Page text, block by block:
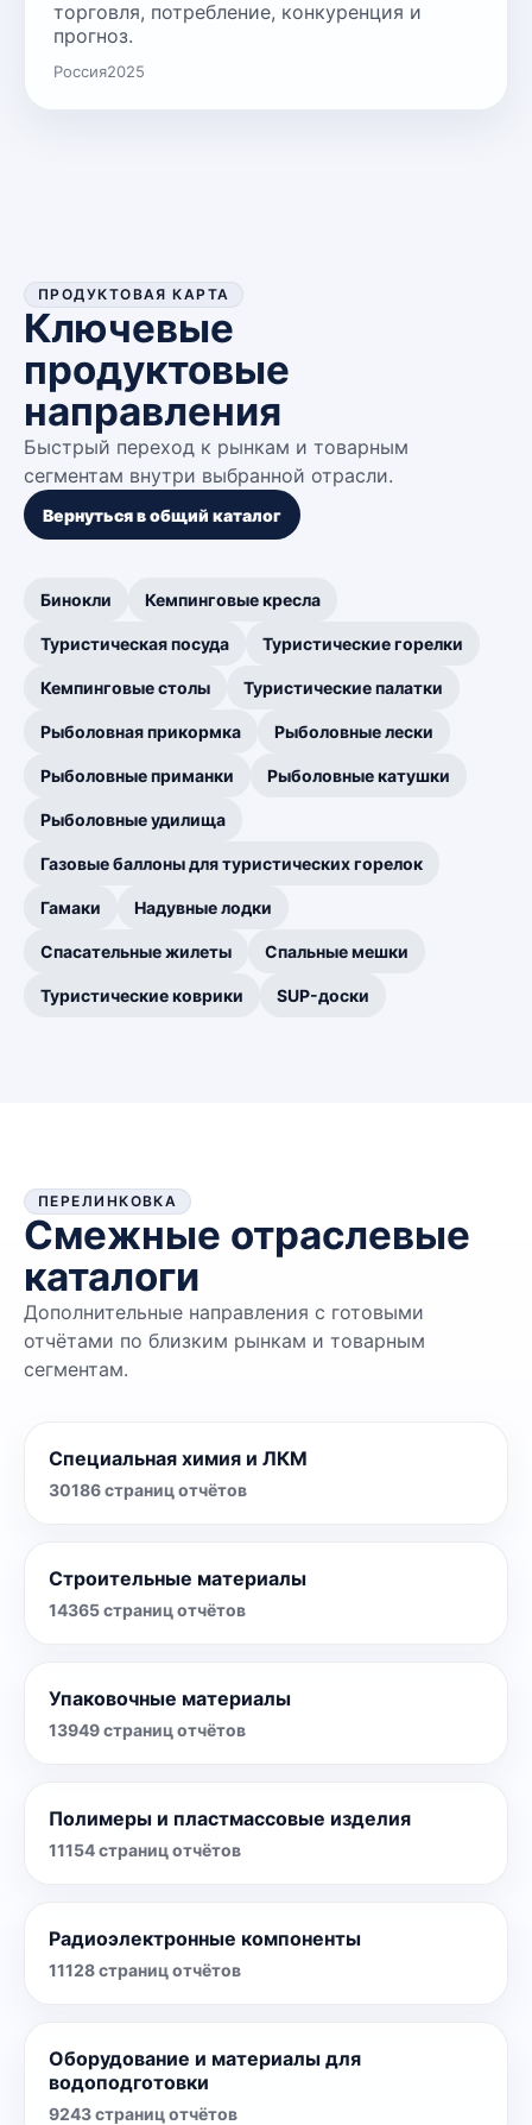
торговля, потребление, конкуренция и
прогноз.
Россия2025
ПРОДУКТОВАЯ КАРТА
Ключевые
продуктовые
направления
Быстрый переход к рынкам и товарным
сегментам внутри выбранной отрасли.
Вернуться в общий каталог
Бинокли Кемпинговые кресла
Туристическая посуда Туристические горелки
Кемпинговые столы Туристические палатки
Рыболовная прикормка Рыболовные лески
Рыболовные приманки Рыболовные катушки
Рыболовные удилища
Газовые баллоны для туристических горелок
Гамаки Надувные лодки
Спасательные жилеты Спальные мешки
Туристические коврики SUP-доски
ПЕРЕЛИНКОВКА
Смежные отраслевые
каталоги
Дополнительные направления с готовыми
отчётами по близким рынкам и товарным
сегментам.
Специальная химия и ЛКМ
30186страниц отчётов
Строительные материалы
14365страниц отчётов
Упаковочные материалы
13949страниц отчётов
Полимеры и пластмассовые изделия
11154страниц отчётов
Радиоэлектронные компоненты
11128страниц отчётов
Оборудование и материалы для
водоподготовки
9243страниц отчётов